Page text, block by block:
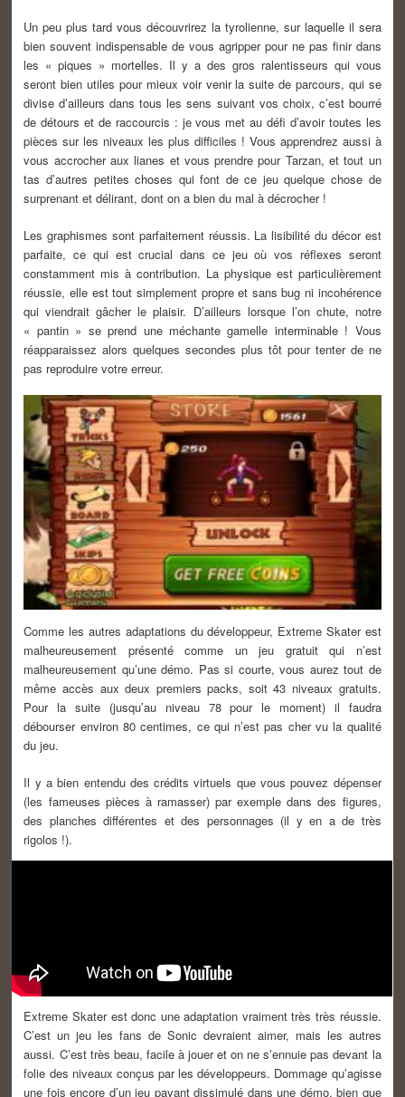
Un peu plus tard vous découvrirez la tyrolienne, sur laquelle il sera
bien souvent indispensable de vous agripper pour ne pas finir dans
les « piques » mortelles. Il y a des gros ralentisseurs qui vous
seront bien utiles pour mieux voir venir la suite de parcours, qui se
divise d’ailleurs dans tous les sens suivant vos choix, c’est bourré
de détours et de raccourcis : je vous met au défi d’avoir toutes les
pièces sur les niveaux les plus difficiles ! Vous apprendrez aussi à
vous accrocher aux lianes et vous prendre pour Tarzan, et tout un
tas d’autres petites choses qui font de ce jeu quelque chose de
surprenant et délirant, dont on a bien du mal à décrocher !
Les graphismes sont parfaitement réussis. La lisibilité du décor est
parfaite, ce qui est crucial dans ce jeu où vos réflexes seront
constamment mis à contribution. La physique est particulièrement
réussie, elle est tout simplement propre et sans bug ni incohérence
qui viendrait gâcher le plaisir. D’ailleurs lorsque l’on chute, notre
« pantin » se prend une méchante gamelle interminable ! Vous
réapparaissez alors quelques secondes plus tôt pour tenter de ne
pas reproduire votre erreur.
Comme les autres adaptations du développeur, Extreme Skater est
malheureusement présenté comme un jeu gratuit qui n’est
malheureusement qu’une démo. Pas si courte, vous aurez tout de
même accès aux deux premiers packs, soit 43 niveaux gratuits.
Pour la suite (jusqu’au niveau 78 pour le moment) il faudra
débourser environ 80 centimes, ce qui n’est pas cher vu la qualité
du jeu.
Il y a bien entendu des crédits virtuels que vous pouvez dépenser
(les fameuses pièces à ramasser) par exemple dans des figures,
des planches différentes et des personnages (il y en a de très
rigolos !).
Extreme Skater est donc une adaptation vraiment très très réussie.
C’est un jeu les fans de Sonic devraient aimer, mais les autres
aussi. C’est très beau, facile à jouer et on ne s’ennuie pas devant la
folie des niveaux conçus par les développeurs. Dommage qu’agisse
une fois encore d’un jeu payant dissimulé dans une démo, bien que